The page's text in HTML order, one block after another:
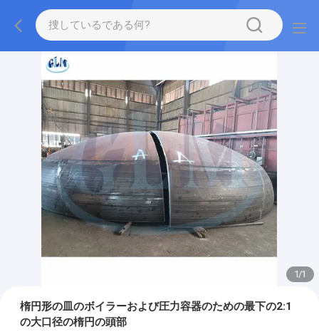
1/1
楕円形の皿のボイラーおよび圧力容器のための最下の2:1
の大口径の楕円の頭部